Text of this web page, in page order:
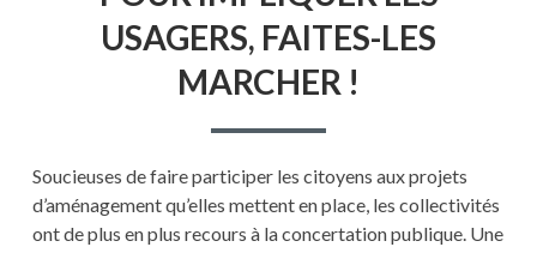
USAGERS, FAITES-LES
MARCHER !
Soucieuses de faire participer les citoyens aux projets
d’aménagement qu’elles mettent en place, les collectivités
ont de plus en plus recours à la concertation publique. Une